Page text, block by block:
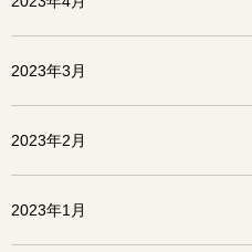
2023年3月
2023年2月
2023年1月